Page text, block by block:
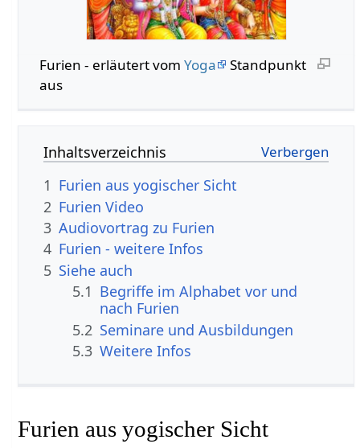
Furien - erläutert vom Yoga
Standpunkt
aus
Inhaltsverzeichnis
1 Furien aus yogischer Sicht
2 Furien Video
3 Audiovortrag zu Furien
4 Furien - weitere Infos
5 Siehe auch
5.1 Begriffe im Alphabet vor und
nach Furien
5.2 Seminare und Ausbildungen
5.3 Weitere Infos
Furien aus yogischer Sicht